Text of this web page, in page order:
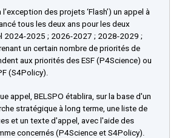
des projets ‘Flash’) un appel à
tous les deux ans pour les deux
2024-2025 ; 2026-2027 ; 2028-2029 ;
un certain nombre de priorités de
aux priorités des ESF (P4Science) ou
(S4Policy).
appel, BELSPO établira, sur la base d'un
stratégique à long terme, une liste de
et un texte d'appel, avec l'aide des
concernés (P4Science et S4Policy).